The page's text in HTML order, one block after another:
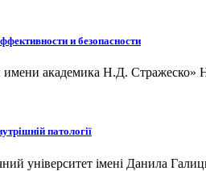
и безопасности
академика Н.Д.
патології
університет імені Данила